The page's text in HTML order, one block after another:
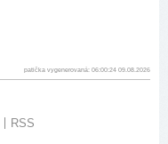
patička vygenerovaná: 06:00:24 09.08.2026
RSS